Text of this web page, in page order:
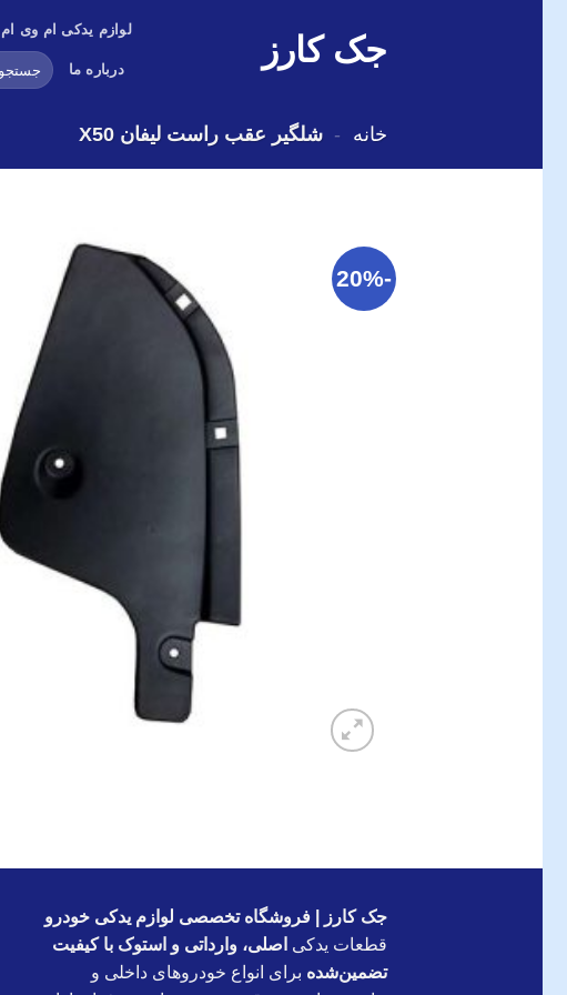
جک کارز
لوازم یدکی ام وی ام
درباره ما
جستجو
برای:
خانه - شلگیر عقب راست لیفان X50
-20%
جک کارز | فروشگاه تخصصی لوازم یدکی خودرو
قطعات یدکی اصلی، وارداتی و استوک با کیفیت
تضمین‌شده برای انواع خودروهای داخلی و